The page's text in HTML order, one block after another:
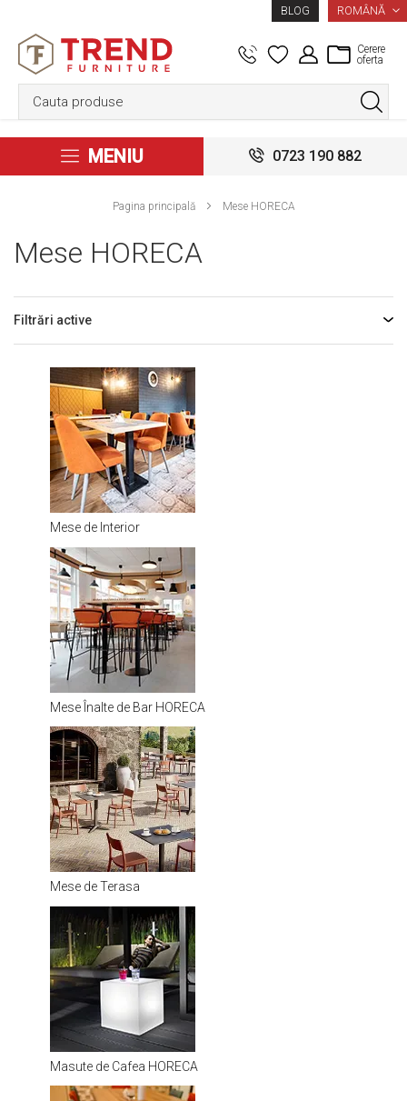
BLOG LIMBA
ROMÂNĂ
Cerere
oferta
MENIU 0723 190 882
Pagina principală Mese HORECA
Mese HORECA
Mese de Interior
Mese Înalte de Bar HORECA
Mese de Terasa
Masute de Cafea HORECA
Filtrări active